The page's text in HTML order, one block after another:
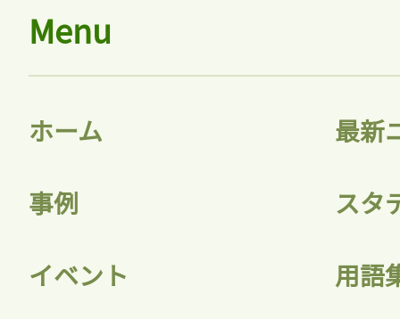
記事をお気に入りに
ログインが必
Menu
ホーム 最新
事例 スタ
イベント 用語